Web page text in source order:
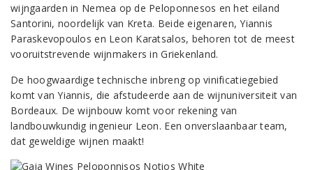
wijngaarden in Nemea op de Peloponnesos en het eiland
Santorini, noordelijk van Kreta. Beide eigenaren, Yiannis
Paraskevopoulos en Leon Karatsalos, behoren tot de meest
vooruitstrevende wijnmakers in Griekenland.
De hoogwaardige technische inbreng op vinificatiegebied
komt van Yiannis, die afstudeerde aan de wijnuniversiteit van
Bordeaux. De wijnbouw komt voor rekening van
landbouwkundig ingenieur Leon. Een onverslaanbaar team,
dat geweldige wijnen maakt!